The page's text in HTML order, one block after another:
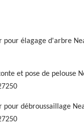
pour élagage d'arbre
et pose de pelouse
pour débroussaillage